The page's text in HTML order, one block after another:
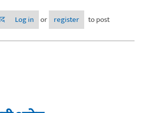
एक नवा दृष्टीकोन
Log in or register
to post